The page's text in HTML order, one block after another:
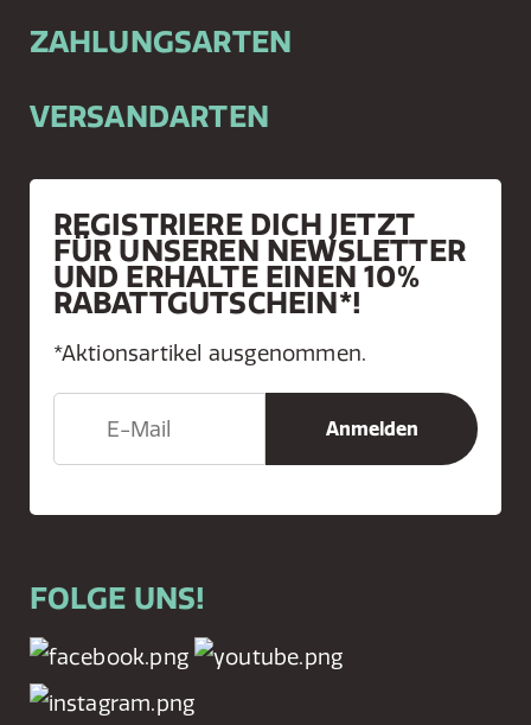
ZAHLUNGSARTEN
VERSANDARTEN
REGISTRIERE DICH JETZT
FÜR UNSEREN NEWSLETTER
UND ERHALTE EINEN 10%
RABATTGUTSCHEIN*!
*Aktionsartikel ausgenommen.
FOLGE UNS!